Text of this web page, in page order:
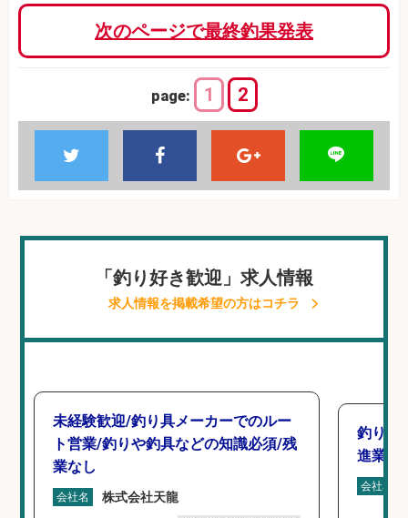
次のページで最終釣果発表
page: 1 2
「釣り好き歓迎」求人情報
求人情報を掲載希望の方はコチラ
未経験歓迎/釣り具メーカーでのルー
ト営業/釣りや釣具などの知識必須/残
業なし
会社名 株式会社天龍
釣り具
進業務
会社名